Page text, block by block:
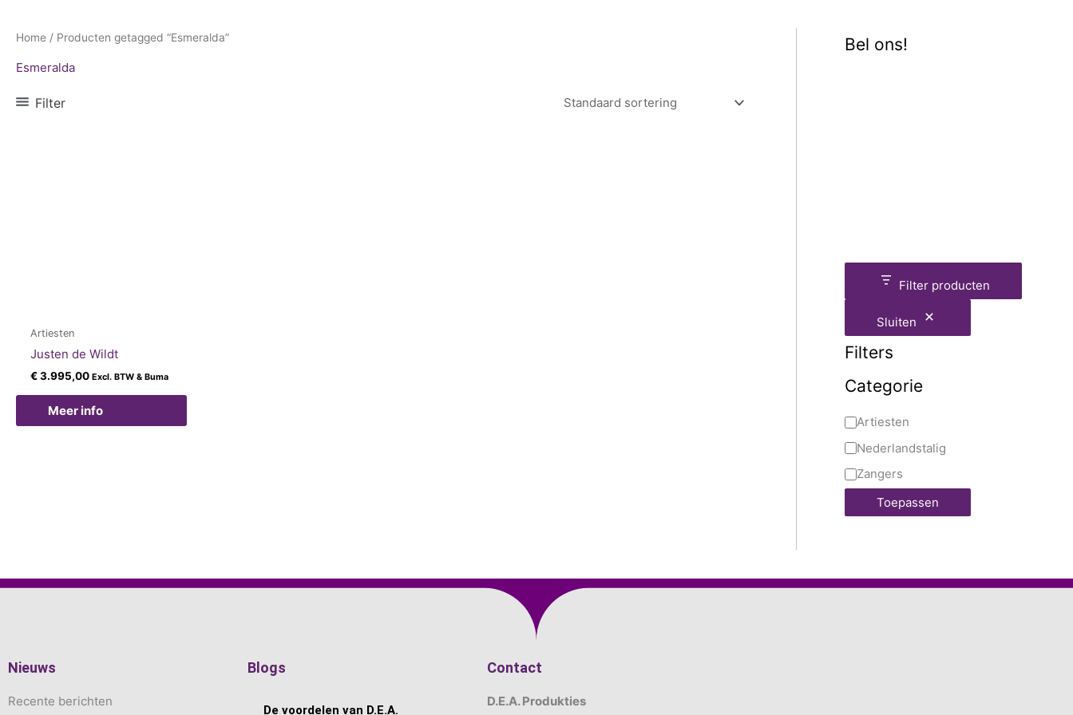
Home / Producten getagged “Esmeralda”
Esmeralda
Filter
Artiesten
Justen de Wildt
€3.995,00 Excl. BTW & Buma
Meer info
Bel ons!
Filter producten
Sluiten
Filters
Categorie
Artiesten
Nederlandstalig
Zangers
Toepassen
Nieuws
Recente berichten
Blogs
De voordelen van D.E.A.
Contact
D.E.A. Produkties